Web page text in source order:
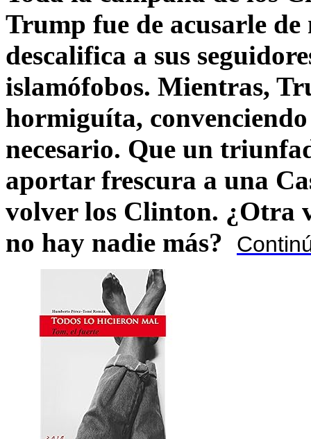
Trump fue de acusarle
descalifica a sus
islamófobos. Mientras,
hormiguíta,
necesario. Que un
aportar frescura a una
volver los Clinton. ¿Otra
no hay nadie más?